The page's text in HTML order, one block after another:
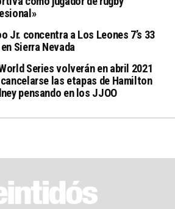
Jr. concentra a Los Leones 7’s 33
Sierra Nevada
Series volverán en abril 2021
las etapas de Hamilton
pensando en los JJOO